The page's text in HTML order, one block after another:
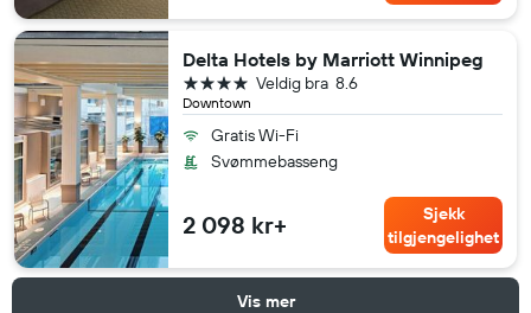
Delta Hotels by Marriott Winnipeg
Downtown
8.6
Veldig bra
4 stjerner
Gratis Wi-Fi
Svømmebasseng
2 098 kr+
Sjekk
tilgjengelighet
Vis mer